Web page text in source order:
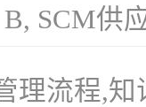
SCM供
理流程,